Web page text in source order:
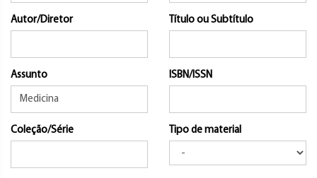
Autor/Diretor Título ou Subtítulo
Assunto ISBN/ISSN
Coleção/Série Tipo de material